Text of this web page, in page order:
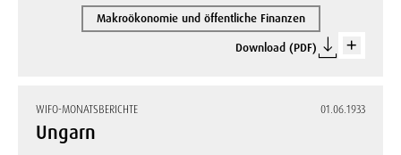
Makroökonomie und öffentliche Finanzen
Download (PDF)
WIFO-MONATSBERICHTE 01.06.1933
Ungarn